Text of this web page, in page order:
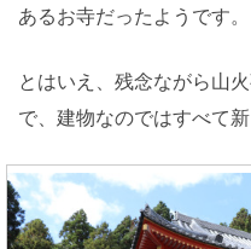
あるお寺だったようです。
とはいえ、残念ながら山
で、建物なのではすべて